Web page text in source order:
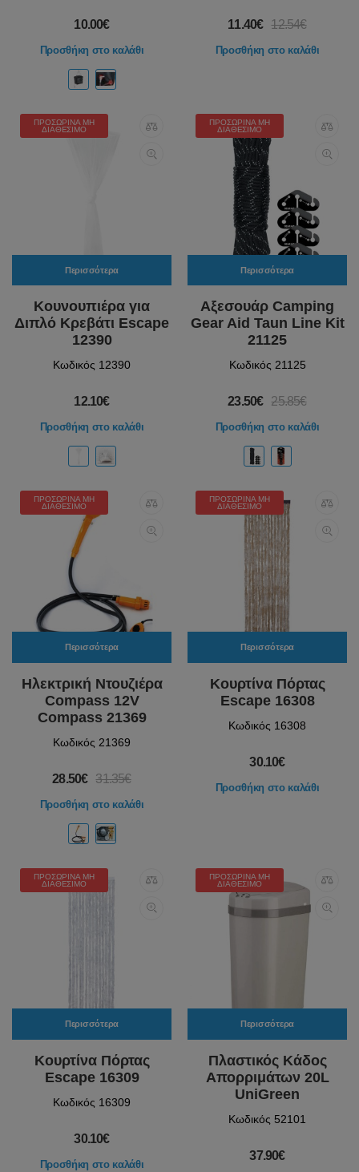
10.00€
Προσθήκη στο καλάθι
11.40€ 12.54€
Προσθήκη στο καλάθι
ΠΡΟΣΩΡΙΝΆ ΜΗ
ΔΙΑΘΈΣΙΜΟ
Περισσότερα
Κουνουπιέρα για
Διπλό Κρεβάτι Escape
12390
Κωδικός 12390
12.10€
Προσθήκη στο καλάθι
ΠΡΟΣΩΡΙΝΆ ΜΗ
ΔΙΑΘΈΣΙΜΟ
Περισσότερα
Αξεσουάρ Camping
Gear Aid Taun Line Kit
21125
Κωδικός 21125
23.50€ 25.85€
Προσθήκη στο καλάθι
ΠΡΟΣΩΡΙΝΆ ΜΗ
ΔΙΑΘΈΣΙΜΟ
Περισσότερα
Ηλεκτρική Ντουζιέρα
Compass 12V
Compass 21369
Κωδικός 21369
28.50€ 31.35€
Προσθήκη στο καλάθι
ΠΡΟΣΩΡΙΝΆ ΜΗ
ΔΙΑΘΈΣΙΜΟ
Περισσότερα
Κουρτίνα Πόρτας
Escape 16308
Κωδικός 16308
30.10€
Προσθήκη στο καλάθι
ΠΡΟΣΩΡΙΝΆ ΜΗ
ΔΙΑΘΈΣΙΜΟ
Περισσότερα
Κουρτίνα Πόρτας
Escape 16309
Κωδικός 16309
30.10€
Προσθήκη στο καλάθι
ΠΡΟΣΩΡΙΝΆ ΜΗ
ΔΙΑΘΈΣΙΜΟ
Περισσότερα
Πλαστικός Κάδος
Απορριμάτων 20L
UniGreen
Κωδικός 52101
37.90€